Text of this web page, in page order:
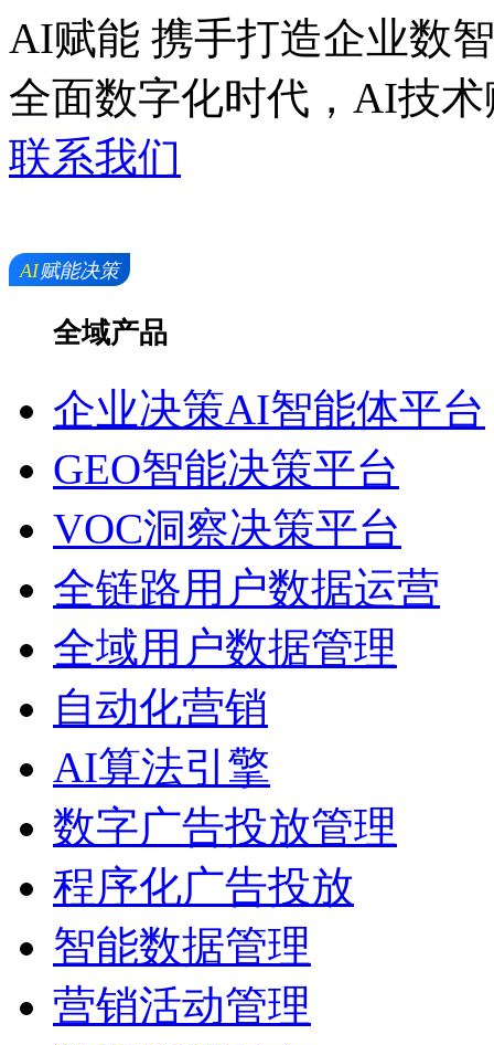
AI赋能 携手打造企业数
全面数字化时代，AI技
联系我们
全域产品
企业决策AI智能体平台
GEO智能决策平台
VOC洞察决策平台
全链路用户数据运营
全域用户数据管理
自动化营销
AI算法引擎
数字广告投放管理
程序化广告投放
智能数据管理
营销活动管理